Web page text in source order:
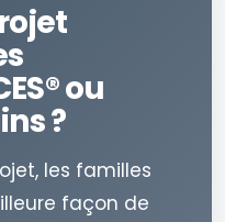
ou
?
les familles
façon de